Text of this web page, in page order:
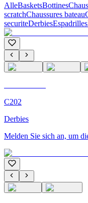
AlleBasketsBottines
scratchChaussures bateau
securiteDerbiesEspadrilles
C202
Derbies
Melden Sie sich an, um